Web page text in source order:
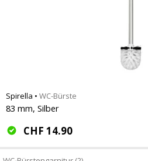
Spirella • WC-Bürste
83 mm, Silber
CHF 14.90